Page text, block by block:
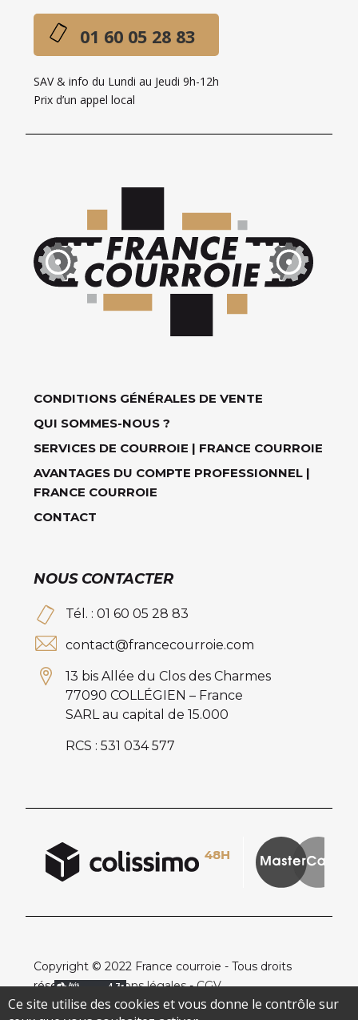
01 60 05 28 83
SAV & info du Lundi au Jeudi 9h-12h
Prix d’un appel local
CONDITIONS GÉNÉRALES DE VENTE
QUI SOMMES-NOUS ?
SERVICES DE COURROIE | FRANCE COURROIE
AVANTAGES DU COMPTE PROFESSIONNEL |
FRANCE COURROIE
CONTACT
NOUS CONTACTER
Tél. : 01 60 05 28 83
contact@francecourroie.com
13 bis Allée du Clos des Charmes
77090 COLLÉGIEN – France
SARL au capital de 15.000
RCS : 531 034 577
Copyright © 2022 France courroie - Tous droits
réservés -
Mentions légales-CGV
Ce site utilise des cookies et vous donne le contrôle sur